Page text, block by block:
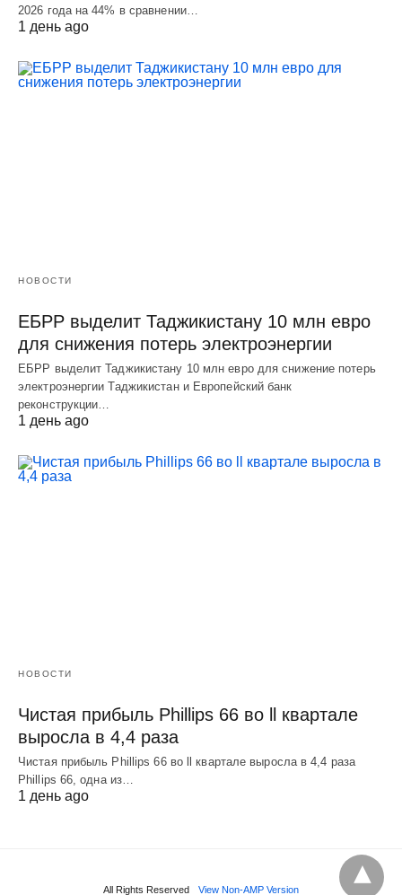
2026 года на 44% в сравнении…
1 день ago
НОВОСТИ
ЕБРР выделит Таджикистану 10 млн евро
для снижения потерь электроэнергии
ЕБРР выделит Таджикистану 10 млн евро для снижение потерь
электроэнергии Таджикистан и Европейский банк
реконструкции…
1 день ago
НОВОСТИ
Чистая прибыль Phillips 66 во ll квартале
выросла в 4,4 раза
Чистая прибыль Phillips 66 во ll квартале выросла в 4,4 раза
Phillips 66, одна из…
1 день ago
All Rights Reserved View Non-AMP Version